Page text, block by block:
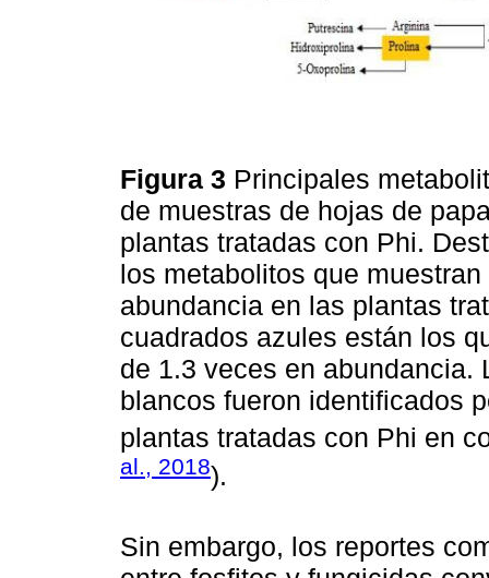
Figura 3 Principales
de muestras de hojas de
plantas tratadas con Phi.
los metabolitos que
abundancia en las plantas
cuadrados azules están los
de 1.3 veces en abundancia.
blancos fueron identificados
plantas tratadas con Phi en
al., 2018).
Sin embargo, los reportes